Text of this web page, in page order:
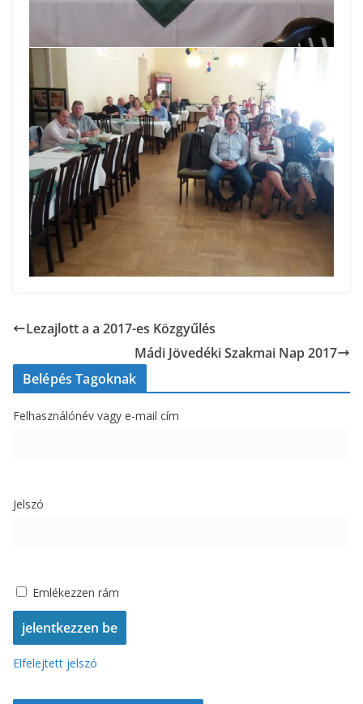
Lezajlott a a 2017-es Közgyűlés
Mádi Jövedéki Szakmai Nap 2017
Belépés Tagoknak
Felhasználónév vagy e-mail cím
Jelszó
Emlékezzen rám
Elfelejtett jelszó